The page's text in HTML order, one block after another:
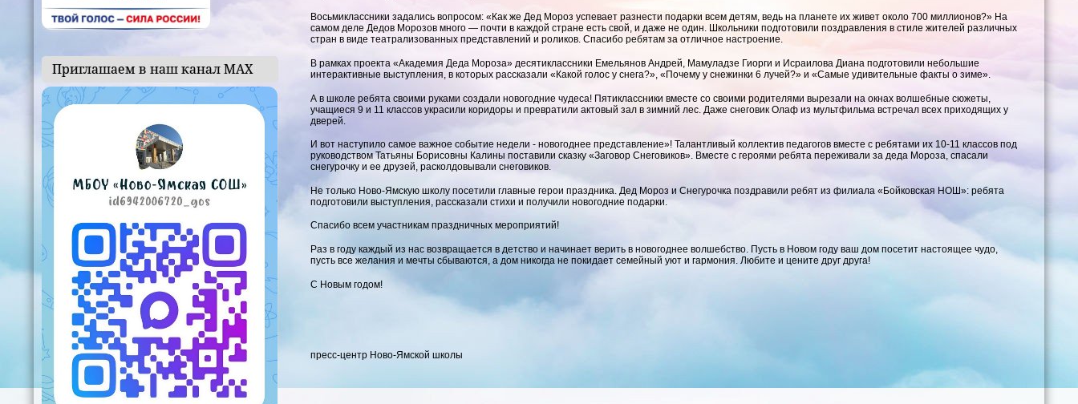
Приглашаем в наш канал МАХ
Восьмиклассники задались вопросом: «Как же Дед Мороз успевает разнести подарки всем детям, ведь на планете их живет около 700 миллионов?» На
самом деле Дедов Морозов много — почти в каждой стране есть свой, и даже не один. Школьники подготовили поздравления в стиле жителей различных
стран в виде театрализованных представлений и роликов. Спасибо ребятам за отличное настроение.
В рамках проекта «Академия Деда Мороза» десятиклассники Емельянов Андрей, Мамуладзе Гиорги и Исраилова Диана подготовили небольшие
интерактивные выступления, в которых рассказали «Какой голос у снега?», «Почему у снежинки 6 лучей?» и «Самые удивительные факты о зиме».
А в школе ребята своими руками создали новогодние чудеса! Пятиклассники вместе со своими родителями вырезали на окнах волшебные сюжеты,
учащиеся 9 и 11 классов украсили коридоры и превратили актовый зал в зимний лес. Даже снеговик Олаф из мультфильма встречал всех приходящих у
дверей.
И вот наступило самое важное событие недели - новогоднее представление»! Талантливый коллектив педагогов вместе с ребятами их 10-11 классов под
руководством Татьяны Борисовны Калины поставили сказку «Заговор Снеговиков». Вместе с героями ребята переживали за деда Мороза, спасали
снегурочку и ее друзей, расколдовывали снеговиков.
Не только Ново-Ямскую школу посетили главные герои праздника. Дед Мороз и Снегурочка поздравили ребят из филиала «Бойковская НОШ»: ребята
подготовили выступления, рассказали стихи и получили новогодние подарки.
Спасибо всем участникам праздничных мероприятий!
Раз в году каждый из нас возвращается в детство и начинает верить в новогоднее волшебство. Пусть в Новом году ваш дом посетит настоящее чудо,
пусть все желания и мечты сбываются, а дом никогда не покидает семейный уют и гармония. Любите и цените друг друга!
С Новым годом!
пресс-центр Ново-Ямской школы